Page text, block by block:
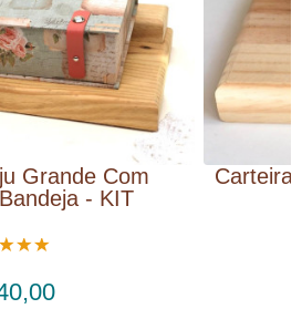
Grande Com
- KIT
Carteira